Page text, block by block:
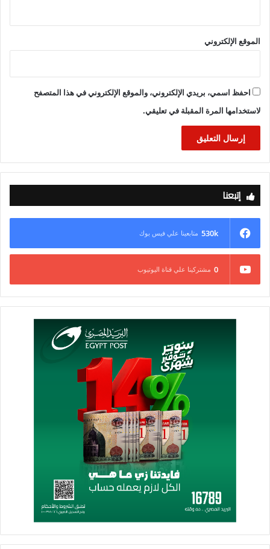
الموقع الإلكتروني
احفظ اسمي، بريدي الإلكتروني، والموقع الإلكتروني في هذا المتصفح
لاستخدامها المرة المقبلة في تعليقي.
إتبعنا
530k متابعينا علي فيس بوك
0 مشتركينا علي قناة اليوتيوب